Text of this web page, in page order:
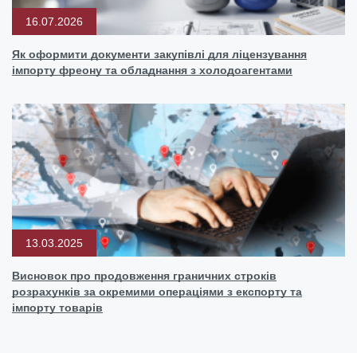
16.07.2026
Як оформити документи закупівлі для ліцензування
імпорту фреону та обладнання з холодоагентами
13.03.2025
Висновок про продовження граничних строків
розрахунків за окремими операціями з експорту та
імпорту товарів